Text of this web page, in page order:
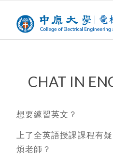
CHAT IN
想要練習英文？
上了全英語授課課程有
煩老師？